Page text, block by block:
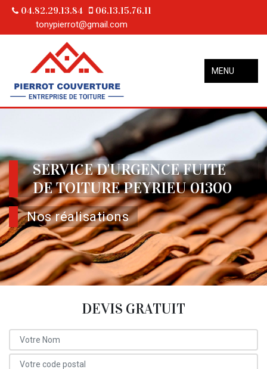
04.82.29.13.84 06.13.15.76.11
tonypierrot@gmail.com
MENU
SERVICE D'URGENCE FUITE
DE TOITURE PEYRIEU 01300
Nos réalisations
DEVIS GRATUIT